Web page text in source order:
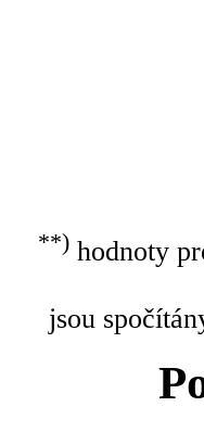
**)hodnoty
jsou